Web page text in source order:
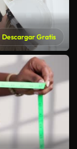
Descargar Gratis